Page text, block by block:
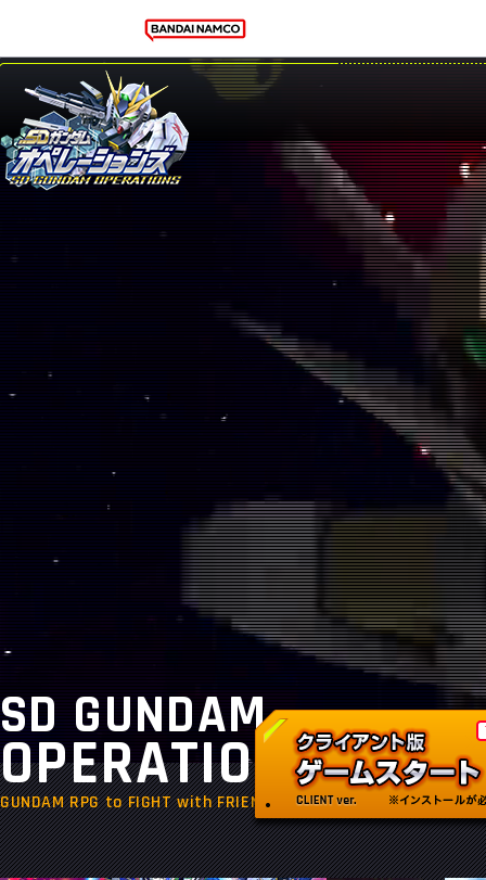
SD GUNDAM
OPERATIONS
GUNDAM RPG to FIGHT with FRIENDS